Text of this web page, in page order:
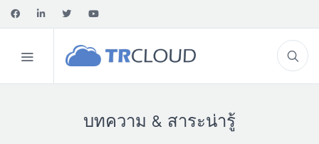
บทความ & สาระน่ารู้